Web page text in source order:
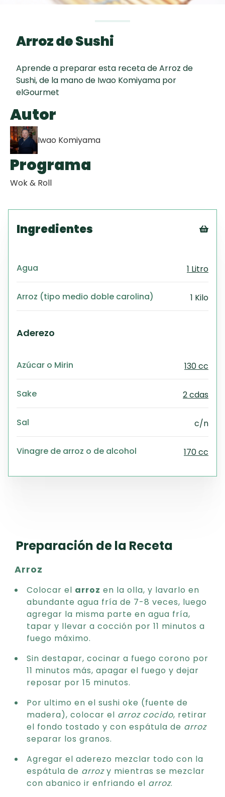
Key Lime Pie
Arroz de Sushi
Aprende a preparar esta receta de Arroz de
Sushi, de la mano de Iwao Komiyama por
elGourmet
Autor
Iwao Komiyama
Programa
Wok & Roll
Ingredientes
Agua 1 Litro
Arroz (tipo medio doble carolina) 1 Kilo
Aderezo
Azúcar o Mirin 130 cc
Sake 2 cdas
Sal c/n
Vinagre de arroz o de alcohol 170 cc
Preparación de la Receta
Arroz
Colocar el arroz en la olla, y lavarlo en
abundante agua fría de 7-8 veces, luego
agregar la misma parte en agua fría,
tapar y llevar a cocción por 11 minutos a
fuego máximo.
Sin destapar, cocinar a fuego corono por
11 minutos más, apagar el fuego y dejar
reposar por 15 minutos.
Por ultimo en el sushi oke (fuente de
madera), colocar el arroz cocido, retirar
el fondo tostado y con espátula de arroz
separar los granos.
Agregar el aderezo mezclar todo con la
espátula de arrozy mientras se mezclar
con abanico ir enfriando el arroz.